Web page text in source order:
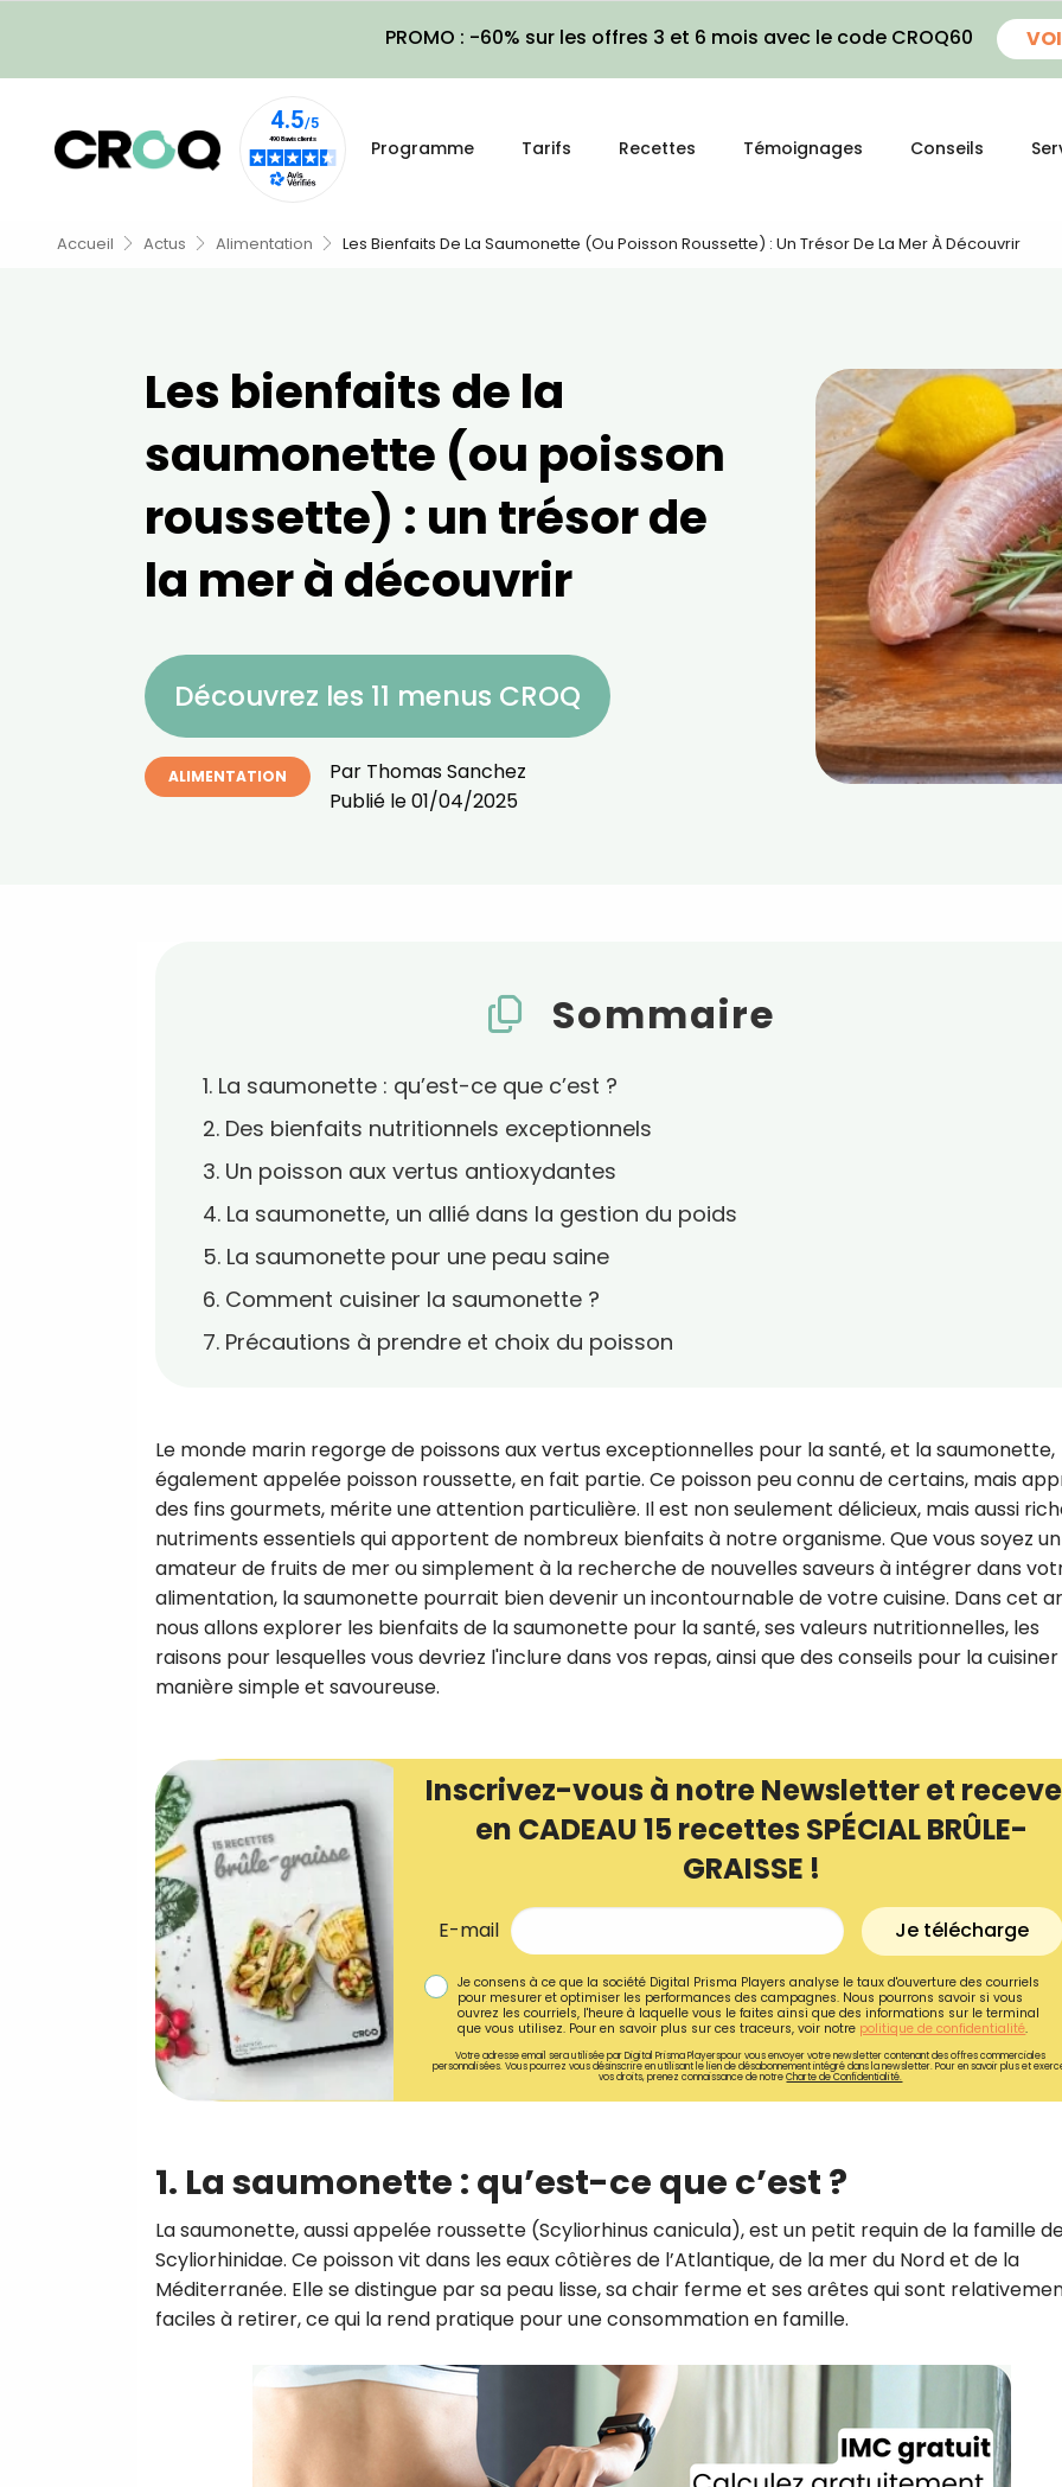
PROMO : -60% sur les offres 3 et 6 mois avec le code CROQ60
Programme Tarifs Recettes Témoignages Conseils
Accueil Actus Alimentation Les Bienfaits De La Saumonette (ou Poisson Roussette) : Un Trésor De La Mer À Découvrir
Les bienfaits de la
saumonette (ou poisson
roussette) : un trésor de
la mer à découvrir
Découvrez les 11 menus CROQ
ALIMENTATION Par Thomas Sanchez
Publié le01/04/2025
Sommaire
1. La saumonette : qu’est-ce que c’est ?
2. Des bienfaits nutritionnels exceptionnels
3. Un poisson aux vertus antioxydantes
4. La saumonette, un allié dans la gestion du poids
5. La saumonette pour une peau saine
6. Comment cuisiner la saumonette ?
7. Précautions à prendre et choix du poisson
Le monde marin regorge de poissons aux vertus exceptionnelles pour la santé, et la saumonette,
également appelée poisson roussette, en fait partie. Ce poisson peu connu de certains, mais
des fins gourmets, mérite une attention particulière. Il est non seulement délicieux, mais aussi
nutriments essentiels qui apportent de nombreux bienfaits à notre organisme. Que vous soyez un
amateur de fruits de mer ou simplement à la recherche de nouvelles saveurs à intégrer dans
alimentation, la saumonette pourrait bien devenir un incontournable de votre cuisine. Dans cet
nous allons explorer les bienfaits de la saumonette pour la santé, ses valeurs nutritionnelles, les
raisons pour lesquelles vous devriez l'inclure dans vos repas, ainsi que des conseils pour la
manière simple et savoureuse.
Inscrivez-vous à notre Newsletter et
en CADEAU 15 recettes SPÉCIAL BRÛLE-
GRAISSE !
E-mail Je télécharge
Je consens à ce que la société Digital Prisma Players analyse le taux d'ouverture des courriels
pour mesurer et optimiser les performances des campagnes. Nous pourrons savoir si vous
ouvrez les courriels, l'heure à laquelle vous le faites ainsi que des informations sur le terminal
que vous utilisez. Pour en savoir plus sur ces traceurs, voir notre politique de confidentialité.
Votre adresse email sera utilisée par Digital Prisma Playerspour vous envoyer votre newsletter contenant des offres commerciales
personnalisées. Vous pourrez vous désinscrire en utilisant le lien de désabonnement intégré dans la newsletter. Pour en savoir plus et
vos droits, prenez connaissance de notreCharte de Confidentialité.
1. La saumonette : qu’est-ce que c’est ?
La saumonette, aussi appelée roussette (Scyliorhinus canicula), est un petit requin de la famille
Scyliorhinidae. Ce poisson vit dans les eaux côtières de l’Atlantique, de la mer du Nord et de la
Méditerranée. Elle se distingue par sa peau lisse, sa chair ferme et ses arêtes qui sont
faciles à retirer, ce qui la rend pratique pour une consommation en famille.
Recevez gratuitement
recettes inédites de
!
Je consens à ce que la société
Prisma Players analyse le taux
des courriels pour mesurer et
performances des campagnes.
l'heure à laquelle vous le faites ainsi
des informations sur le terminal que
utilisez. Pour en savoir plus sur ces
voir notrepolitique de confidentialité
Je reçois mon cadeau !